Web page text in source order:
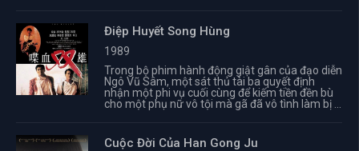
Điệp Huyết Song Hùng
1989
Trong bộ phim hành động giật gân của đạo diễn
Ngô Vũ Sâm, một sát thủ tài ba quyết định
nhận một phi vụ cuối cùng để kiếm tiền đền bù
cho một phụ nữ vô tội mà gã đã vô tình làm bị ...
Cuộc Đời Của Han Gong Ju